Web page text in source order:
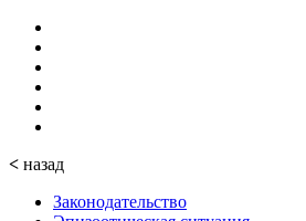
< назад
Законодательство